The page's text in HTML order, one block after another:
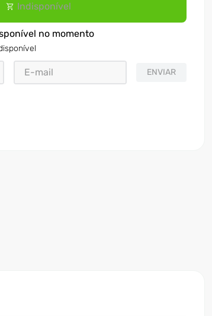
Indisponível
no momento
ENVIAR